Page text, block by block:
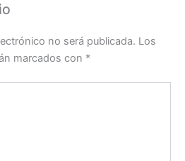
no será publicada. Los
marcados con *